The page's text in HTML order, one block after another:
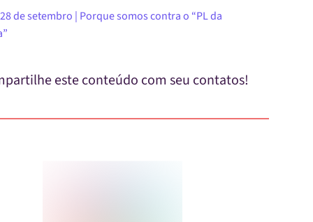
de setembro | Porque somos contra o “PL da
este conteúdo com seu contatos!